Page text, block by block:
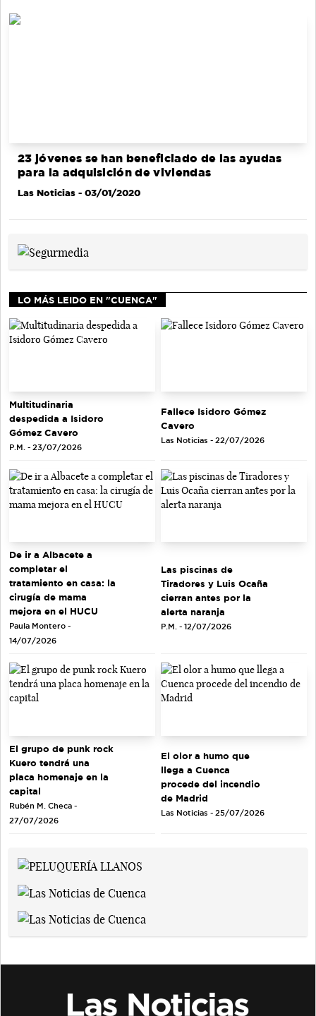
23 jóvenes se han beneficiado de las ayudas
para la adquisición de viviendas
Las Noticias - 03/01/2020
LO MÁS LEIDO EN "CUENCA"
Multitudinaria
despedida a Isidoro
Gómez Cavero
P.M. - 23/07/2026
Fallece Isidoro Gómez
Cavero
Las Noticias - 22/07/2026
De ir a Albacete a
completar el
tratamiento en casa: la
cirugía de mama
mejora en el HUCU
Paula Montero -
14/07/2026
Las piscinas de
Tiradores y Luis Ocaña
cierran antes por la
alerta naranja
P.M. - 12/07/2026
El grupo de punk rock
Kuero tendrá una
placa homenaje en la
capital
Rubén M. Checa -
27/07/2026
El olor a humo que
llega a Cuenca
procede del incendio
de Madrid
Las Noticias - 25/07/2026